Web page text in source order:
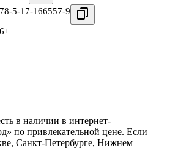
5-17-166557-9
в наличии в интернет-
по привлекательной цене. Если
Санкт-Петербурге, Нижнем